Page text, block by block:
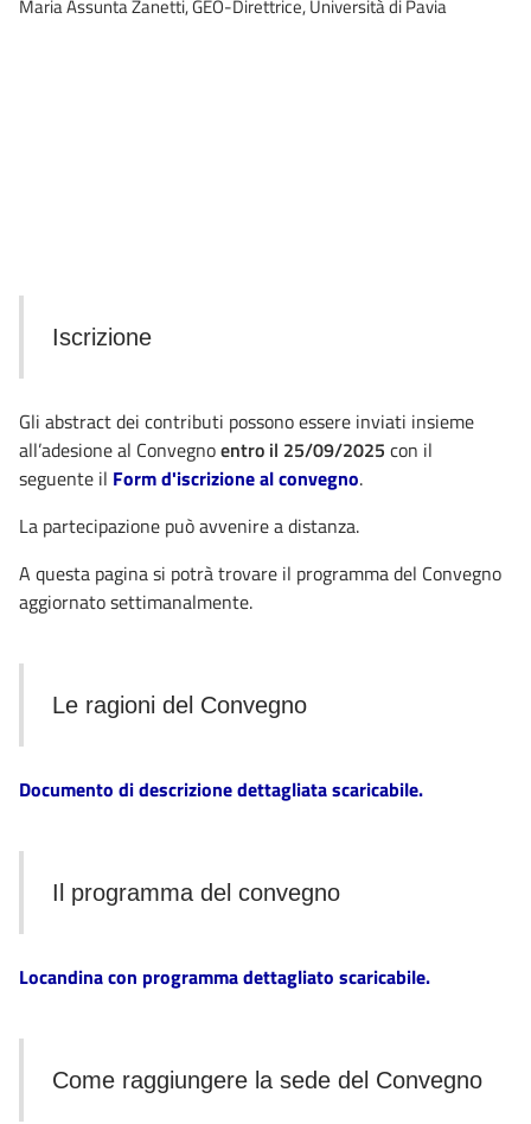
Maria Assunta Zanetti, GEO-Direttrice, Università di Pavia
Iscrizione
Gli abstract dei contributi possono essere inviati insieme
all’adesione al Convegnoentro il 25/09/2025 con il
seguente il Form d'iscrizione al convegno.
La partecipazione può avvenire a distanza.
A questa pagina si potrà trovare il programma del Convegno
aggiornato settimanalmente.
Le ragioni del Convegno
Documento di descrizione dettagliata scaricabile.
Il programma del convegno
Locandina con programma dettagliato scaricabile.
Come raggiungere la sede del Convegno